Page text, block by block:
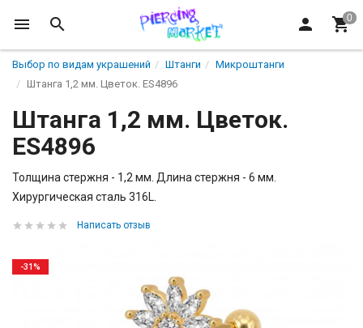
Выбор по видам украшений Штанги
Микроштанги
Штанга 1,2 мм. Цветок. ES4896
Штанга 1,2 мм. Цветок.
ES4896
Толщина стержня - 1,2 мм. Длина стержня - 6 мм.
Хирургическая сталь 316L.
Написать отзыв
-31%